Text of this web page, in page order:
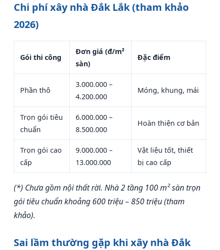
Chi phí xây nhà Đắk Lắk (tham khảo
2026)
Gói thi công
Đơn giá (đ/m²
sàn)
Đặc điểm
Phần thô
3.000.000 –
4.200.000
Móng, khung, mái
Trọn gói tiêu
chuẩn
6.000.000 –
8.500.000
Hoàn thiện cơ bản
Trọn gói cao
cấp
9.000.000 –
13.000.000
Vật liệu tốt, thiết
bị cao cấp
(*) Chưa gồm nội thất rời. Nhà 2 tầng 100 m² sàn trọn
gói tiêu chuẩn khoảng 600 triệu – 850 triệu (tham
khảo).
Sai lầm thường gặp khi xây nhà Đắk